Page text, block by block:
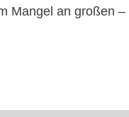
Mangel an großen